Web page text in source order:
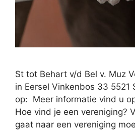
St tot Behart v/d Bel v. Muz
in Eersel Vinkenbos 33 5521
op: Meer informatie vind u
Hoe vind je een vereniging?
gaat naar een vereniging